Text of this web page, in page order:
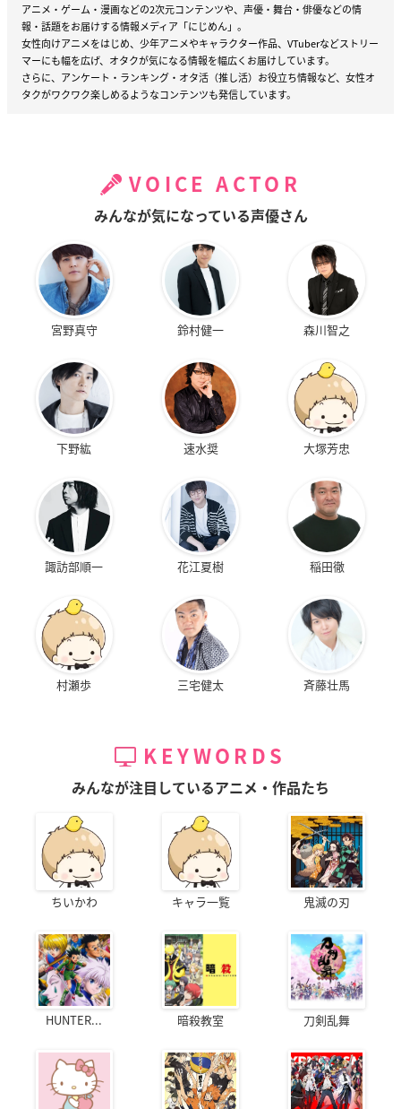
アニメ・ゲーム・漫画などの2次元コンテンツや、声優・舞台・俳優などの情
報・話題をお届けする情報メディア「にじめん」。
女性向けアニメをはじめ、少年アニメやキャラクター作品、VTuberなどストリー
マーにも幅を広げ、オタクが気になる情報を幅広くお届けしています。
さらに、アンケート・ランキング・オタ活（推し活）お役立ち情報など、女性オ
タクがワクワク楽しめるようなコンテンツも発信しています。
VOICE ACTOR
みんなが気になっている声優さん
宮野真守 鈴村健一 森川智之
下野紘 速水奨 大塚芳忠
諏訪部順一 花江夏樹 稲田徹
村瀬歩 三宅健太 斉藤壮馬
KEYWORDS
みんなが注目しているアニメ・作品たち
ちいかわ キャラ一覧 鬼滅の刃
HUNTER... 暗殺教室 刀剣乱舞